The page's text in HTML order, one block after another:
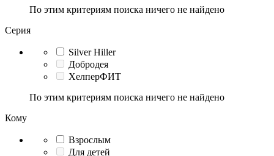
По этим критериям поиска ничего не найдено
Серия
Silver Hiller
Добродея
ХелперФИТ
По этим критериям поиска ничего не найдено
Кому
Взрослым
Для детей